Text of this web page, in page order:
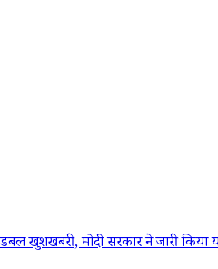
खुशखबरी, मोदी सरकार ने जारी